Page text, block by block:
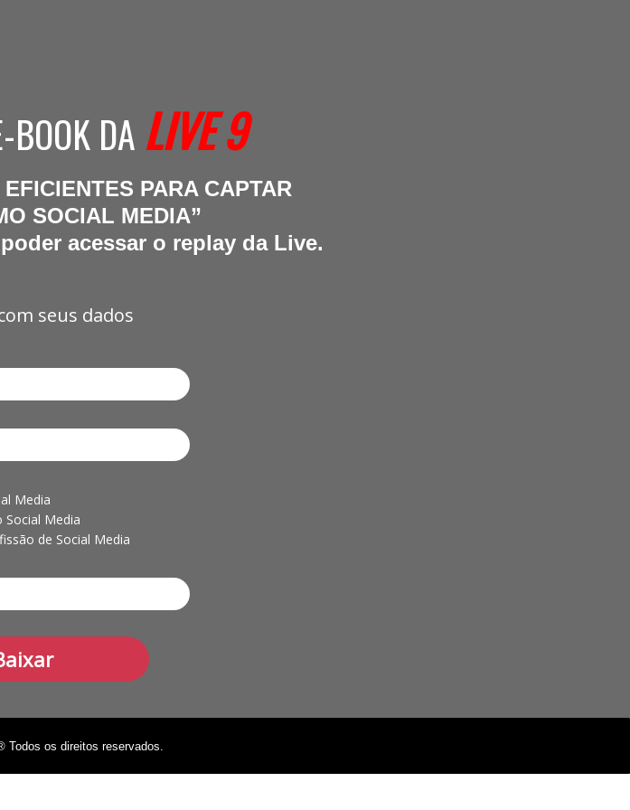
BOOK DA LIVE 9
PARA CAPTAR
SOCIAL MEDIA”
acessar o replay da Live.
seus dados
Media
Media
de Social Media
Todos os direitos reservados.